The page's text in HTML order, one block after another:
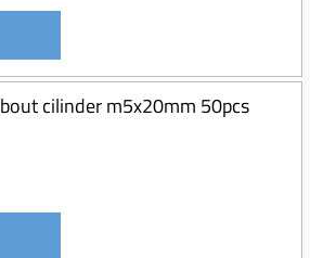
bout cilinder m5x20mm 50pcs